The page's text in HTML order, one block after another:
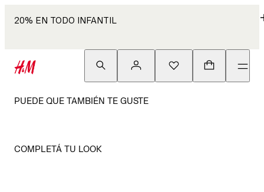
20% EN TODO INFANTIL
PUEDE QUE TAMBIÉN TE GUSTE
COMPLETÁ TU LOOK